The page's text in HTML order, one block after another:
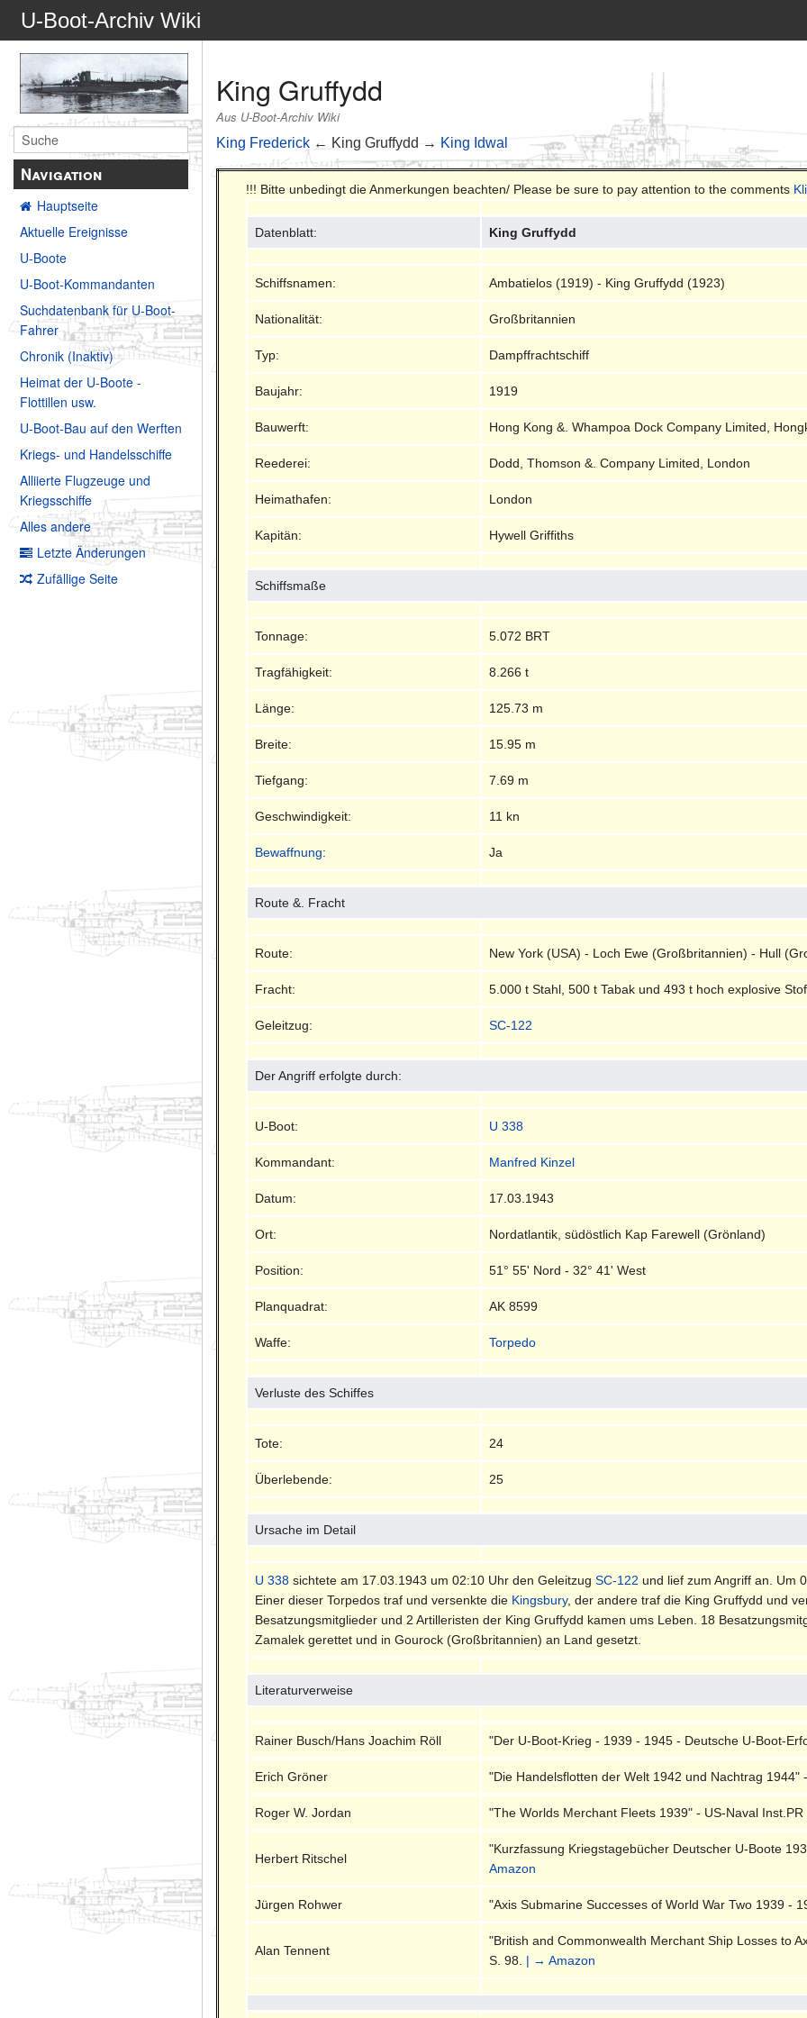
U-Boot-Archiv Wiki
Navigation
Hauptseite
Aktuelle Ereignisse
U-Boote
U-Boot-Kommandanten
Suchdatenbank für U-Boot-
Fahrer
Chronik (Inaktiv)
Heimat der U-Boote -
Flottillen usw.
U-Boot-Bau auf den Werften
Kriegs- und Handelsschiffe
Alliierte Flugzeuge und
Kriegsschiffe
Alles andere
Letzte Änderungen
Zufällige Seite
King Gruffydd
Aus U-Boot-Archiv Wiki
King Frederick ← King Gruffydd → King Idwal
!!! Bitte unbedingt die Anmerkungen beachten/ Please be sure to pay attention to the comments
Datenblatt: King Gruffydd
Schiffsnamen: Ambatielos (1919) - King Gruffydd (1923)
Nationalität: Großbritannien
Typ: Dampffrachtschiff
Baujahr: 1919
Bauwerft: Hong Kong &. Whampoa Dock Company Limited,
Reederei: Dodd, Thomson &. Company Limited, London
Heimathafen: London
Kapitän: Hywell Griffiths
Schiffsmaße
Tonnage: 5.072 BRT
Tragfähigkeit: 8.266 t
Länge: 125.73 m
Breite: 15.95 m
Tiefgang: 7.69 m
Geschwindigkeit: 11 kn
Bewaffnung: Ja
Route &. Fracht
Route: New York (USA) - Loch Ewe (Großbritannien) - Hull
Fracht: 5.000 t Stahl, 500 t Tabak und 493 t hoch explosive
Geleitzug: SC-122
Der Angriff erfolgte durch:
U-Boot: U 338
Kommandant: Manfred Kinzel
Datum: 17.03.1943
Ort: Nordatlantik, südöstlich Kap Farewell (Grönland)
Position: 51° 55' Nord - 32° 41' West
Planquadrat: AK 8599
Waffe: Torpedo
Verluste des Schiffes
Tote: 24
Überlebende: 25
Ursache im Detail
U 338 sichtete am 17.03.1943 um 02:10 Uhr den GeleitzugSC-122 und lief zum Angriff an. Um
Einer dieser Torpedos traf und versenkte die Kingsbury, der andere traf die King Gruffydd und
Besatzungsmitglieder und 2 Artilleristen der King Gruffydd kamen ums Leben. 18
Zamalek gerettet und in Gourock (Großbritannien) an Land gesetzt.
Literaturverweise
Rainer Busch/Hans Joachim Röll "Der U-Boot-Krieg - 1939 - 1945 - Deutsche U-Boot-
Erich Gröner "Die Handelsflotten der Welt 1942 und Nachtrag
Roger W. Jordan "The Worlds Merchant Fleets 1939" - US-Naval
Herbert Ritschel
"Kurzfassung Kriegstagebücher Deutscher U-Boote
Amazon
Jürgen Rohwer "Axis Submarine Successes of World War Two 1939 -
Alan Tennent
"British and Commonwealth Merchant Ship Losses to
S. 98. | → Amazon